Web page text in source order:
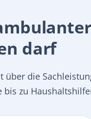
darf
über die
zu